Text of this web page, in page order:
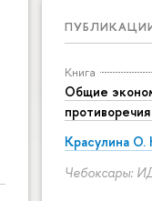
Книга
Общие
Красулина
Чебоксары: